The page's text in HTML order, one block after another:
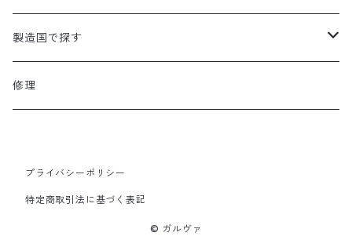
A4対応サイズ
A4対応サイズ
バックパック／リュック
A4対応サイズ
ボディバッグ
A4対応サイズ
その他バッグ
名刺入れ
コインケース
パスケース
ハード
ジャーシィー
イタリアンレザー
製造国で探す
日本製
修理
プライバシーポリシー
特定商取引法に基づく表記
© ガルヴァ